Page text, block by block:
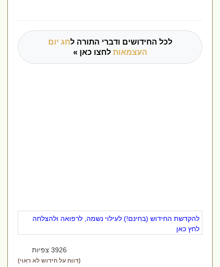
לכל החידושים ודברי התורה לחג יום
העצמאותלחצו כאן »
להקדשת החידוש (בחינם!) לעילוי נשמה, לרפואה ולהצלחה
לחץ כאן
3926 צפיות
(דווח על חידוש לא ראוי)